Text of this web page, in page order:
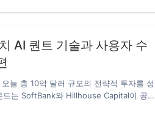
에 대한 가격: 0.06BNB, 500명으로 제
AI 퀀트 기술과 사용자 수
늘 총 10억 달러 규모의 전략적 투자를 성
드는 SoftBank와 Hillhouse Capital이 공